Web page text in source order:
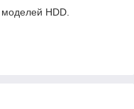
моделей HDD.